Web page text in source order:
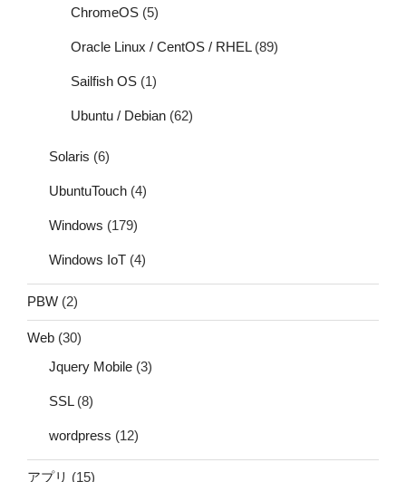
ChromeOS (5)
Oracle Linux / CentOS / RHEL(89)
Sailfish OS (1)
Ubuntu / Debian (62)
Solaris (6)
UbuntuTouch (4)
Windows (179)
Windows IoT (4)
PBW (2)
Web (30)
Jquery Mobile (3)
SSL(8)
wordpress (12)
アプリ (15)